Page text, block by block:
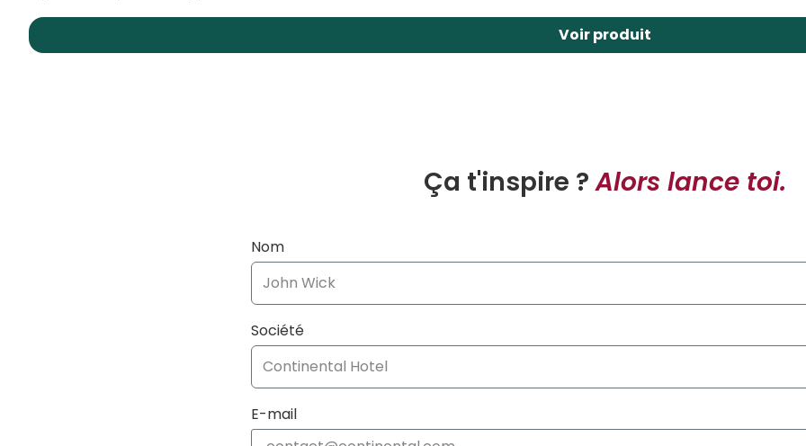
Voir produit
Ça t'inspire ?Alors lance toi.
Nom
Société
E-mail